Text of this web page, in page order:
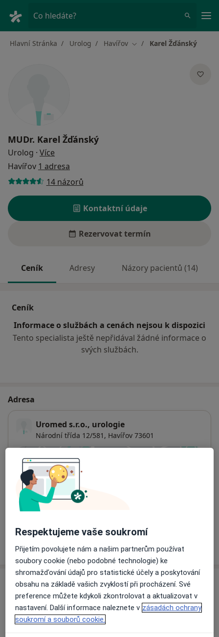
Co hledáte?
Hlavní Stránka Urolog Havířov Změna města
Karel Žďánský
MUDr. Karel Žďánský
Urolog · Více
Havířov 1 adresa
14 názorů
Kontaktní údaje
Rezervovat termín
Ceník Adresy Názory pacientů (14)
Ceník
Informace o službách a cenách nejsou k dispozici
Tento specialista ještě nepřidával žádné informace o
svých službách.
Adresa
Uromed s.r.o., urologie
Národní třída 12/581, Havířov 73601
Dostupnost
Na této adrese online kalendář není aktivní
Co mám v takové situaci udělat?
Víceo adrese
Názory
Přidejte svůj názor
Respektujeme vaše soukromí
Přijetím povolujete nám a našim partnerům používat
soubory cookie (nebo podobné technologie) ke
shromažďování údajů pro statistické účely a poskytování
obsahu na základě vašich zvyklostí při procházení. Své
preference můžete kdykoli zkontrolovat a aktualizovat v
nastavení. Další informace naleznete v zásadách ochrany
soukromí a souborů cookie.